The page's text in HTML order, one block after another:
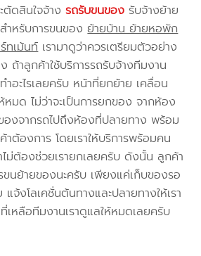
ตัดสินใจจ้างรถรับขนของ รับจ้างย้าย
สำหรับการขนของย้ายบ้าน ย้ายหอพัก
ทเม้นท์ เรามาดูว่าควรเตรียมตัวอย่าง
ถ้าลูกค้าใช้บริการรถรับจ้างทีมงาน
ำอะไรเลยครับ หน้าที่ยกย้าย เคลื่อน
หมด ไม่ว่าจะเป็นการยกของ จากห้อง
งจากรถไปถึงห้องที่ปลายทาง พร้อม
ต้องการ โดยเราให้บริการพร้อมคน
ต้องช่วยเรายกเลยครับ ดังนั้น ลูกค้า
นย้ายของนะครับ เพียงแค่เก็บของรอ
จ้งโลเคชั่นต้นทางและปลายทางให้เรา
หลือทีมงานเราดูแลให้หมดเลยครับ